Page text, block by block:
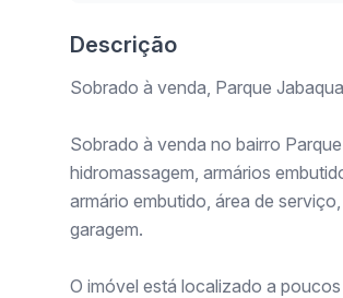
Descrição
Sobrado à venda, Parque
Sobrado à venda no bairro
hidromassagem, armários
armário embutido, área de
garagem.
O imóvel está localizado a